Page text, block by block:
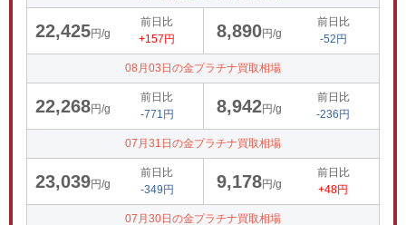
22,425円/g
前日比
+157円
8,890円/g
前日比
-52円
08月03日の金プラチナ買取相場
22,268円/g
前日比
-771円
8,942円/g
前日比
-236円
07月31日の金プラチナ買取相場
23,039円/g
前日比
-349円
9,178円/g
前日比
+48円
07月30日の金プラチナ買取相場